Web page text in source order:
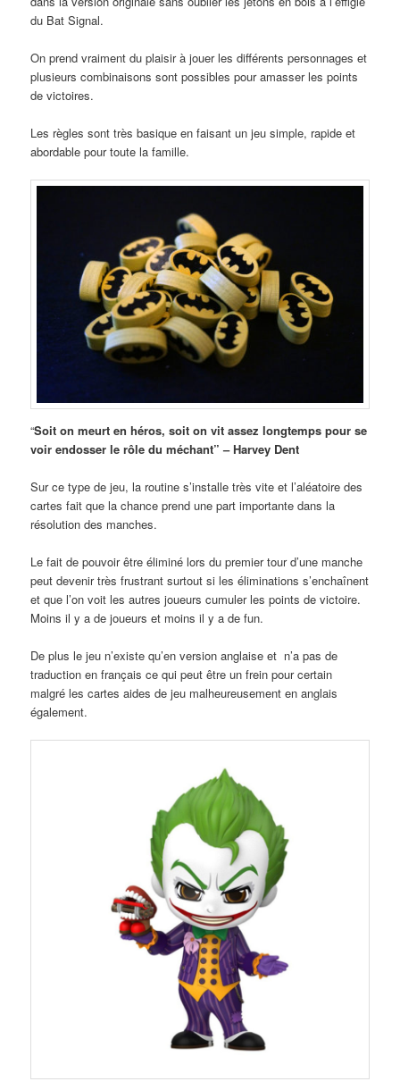
du Bat Signal.
On prend vraiment du plaisir à jouer les différents personnages et
plusieurs combinaisons sont possibles pour amasser les points
de victoires.
Les règles sont très basique en faisant un jeu simple, rapide et
abordable pour toute la famille.
“Soit on meurt en héros, soit on vit assez longtemps pour se
voir endosser le rôle du méchant” – Harvey Dent
Sur ce type de jeu, la routine s’installe très vite et l’aléatoire des
cartes fait que la chance prend une part importante dans la
résolution des manches.
Le fait de pouvoir être éliminé lors du premier tour d’une manche
peut devenir très frustrant surtout si les éliminations s’enchaînent
et que l’on voit les autres joueurs cumuler les points de victoire.
Moins il y a de joueurs et moins il y a de fun.
De plus le jeu n’existe qu’en version anglaise et n’a pas de
traduction en français ce qui peut être un frein pour certain
malgré les cartes aides de jeu malheureusement en anglais
également.